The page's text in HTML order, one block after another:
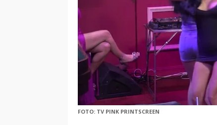
FOTO: TV PINK PRINTSCREEN